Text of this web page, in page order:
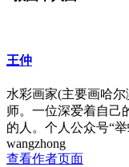
王仲
水彩画家(主要画哈
师。一位深爱着自己
的人。个人公众号“
wangzhong
查看作者页面